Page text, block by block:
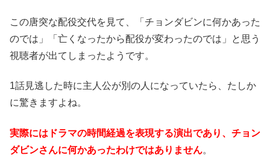
この唐突な配役交代を見て、「チョンダビンに何かあった
のでは」「亡くなったから配役が変わったのでは」と思う
視聴者が出てしまったようです。
1話見逃した時に主人公が別の人になっていたら、たしか
に驚きますよね。
実際にはドラマの時間経過を表現する演出であり、チョン
ダビンさんに何かあったわけではありません。